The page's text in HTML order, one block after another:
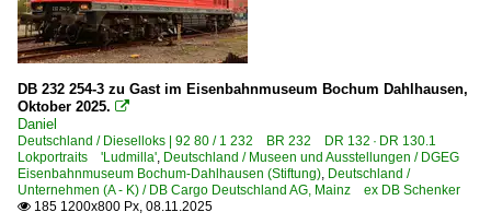
Kiel
Leipzig (sonstige)
Lindau
Lübeck Hbf ·AL·
DB 232 254-3 zu Gast im Eisenbahnmuseum Bochum Dahlhausen,
Oktober 2025. 
Daniel
Deutschland / Dieselloks | 92 80 / 1 232 BR 232 DR 132 · DR 130.1
Lokportraits 'Ludmilla', Deutschland / Museen und Ausstellungen / DGEG
Eisenbahnmuseum Bochum-Dahlhausen (Stiftung), Deutschland /
Unternehmen (A - K) / DB Cargo Deutschland AG, Mainz ex DB Schenker
 185 1200x800 Px, 08.11.2025